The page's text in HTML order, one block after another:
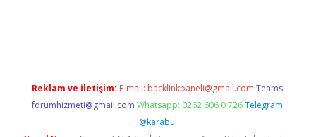
Reklam ve İletişim: E-mail: backlinkpaneli@gmail.com Teams:
forumhizmeti@gmail.com Whatsapp: 0262 606 0 726 Telegram:
@karabul